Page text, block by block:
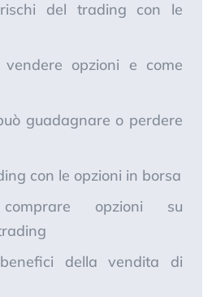
del trading con le
opzioni e come
guadagnare o perdere
con le opzioni in borsa
opzioni su
della vendita di